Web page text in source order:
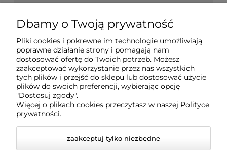
Farby | Lakiery | Emalie
Ochrona drewna | metalu | betonu
Informacje prawne
Dokumenty
Dbamy o Twoją prywatność
Pliki cookies i pokrewne im technologie umożliwiają
poprawne działanie strony i pomagają nam
dostosować ofertę do Twoich potrzeb. Możesz
zaakceptować wykorzystanie przez nas wszystkich
tych plików i przejść do sklepu lub dostosować użycie
plików do swoich preferencji, wybierając opcję
"Dostosuj zgody".
Więcej o plikach cookies przeczytasz w naszej Polityce
prywatności.
zaakceptuj tylko niezbędne